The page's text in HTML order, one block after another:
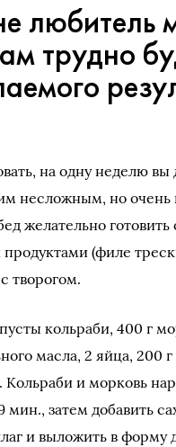
любитель
трудно
на одну неделю вы
несложным, но очень
желательно готовить
продуктами (филе
творогом.
кольраби, 400 г
масла, 2 яйца, 200
и морковь
мин., затем добавить
и выложить в форму